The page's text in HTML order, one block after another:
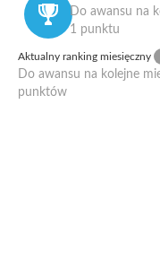
Do awansu na
1 punktu
Aktualny ranking miesięczny
Do awansu na kolejne
punktów